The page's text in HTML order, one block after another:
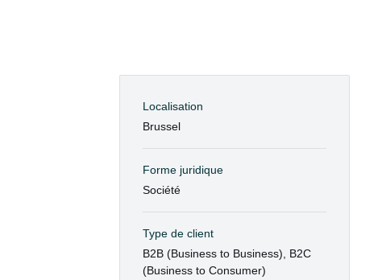
Localisation
Brussel
Forme juridique
Société
Type de client
B2B (Business to Business), B2C
(Business to Consumer)